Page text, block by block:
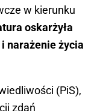
w kierunku
oskarżyła
narażenie życia
(PiS),
zdań